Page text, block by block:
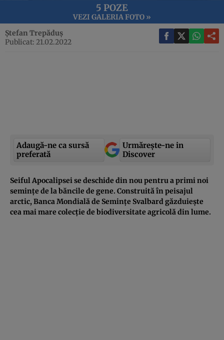
5 POZE
VEZI GALERIA FOTO »
Ștefan Trepăduș
Publicat: 21.02.2022
Adaugă-ne ca sursă
preferată
Urmărește-ne in
Discover
Seiful Apocalipsei se deschide din nou pentru a primi noi
semințe de la băncile de gene. Construită în peisajul
arctic, Banca Mondială de Seminţe Svalbard găzduiește
cea mai mare colecție de biodiversitate agricolă din lume.